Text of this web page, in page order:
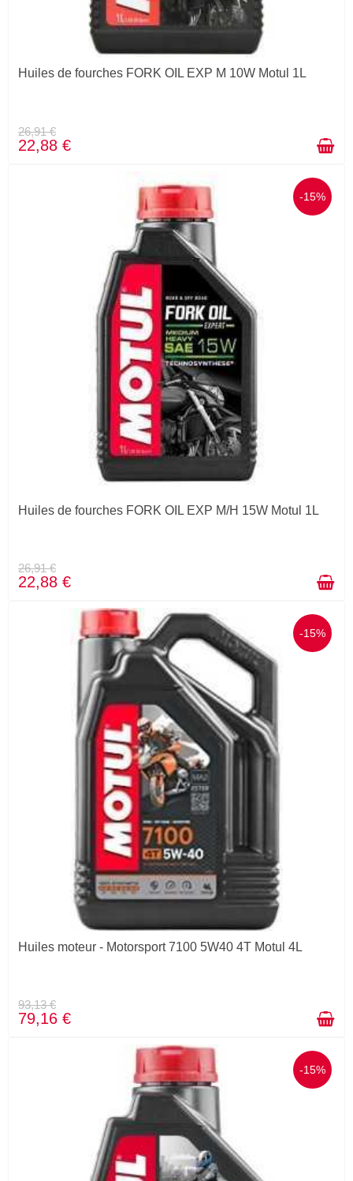
Huiles de fourches FORK OIL EXP M 10W Motul 1L
26,91 €
22,88 €
-15%
Huiles de fourches FORK OIL EXP M/H 15W Motul 1L
26,91 €
22,88 €
-15%
Huiles moteur - Motorsport 7100 5W40 4T Motul 4L
93,13 €
79,16 €
-15%